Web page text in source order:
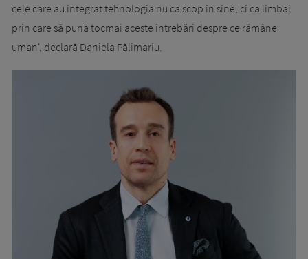
cele care au integrat tehnologia nu ca scop în sine, ci ca limbaj
prin care să pună tocmai aceste întrebări despre ce rămâne
uman', declară Daniela Pălimariu.